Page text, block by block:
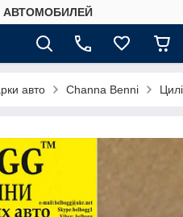
АВТОМОБИЛЕЙ
авто Сhannа Benni